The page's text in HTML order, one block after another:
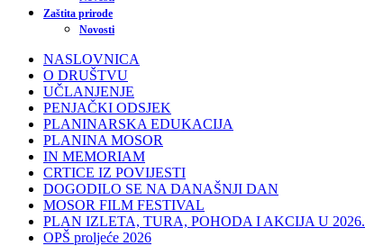
Zaštita prirode
Novosti
NASLOVNICA
O DRUŠTVU
UČLANJENJE
PENJAČKI ODSJEK
PLANINARSKA EDUKACIJA
PLANINA MOSOR
IN MEMORIAM
CRTICE IZ POVIJESTI
DOGODILO SE NA DANAŠNJI DAN
MOSOR FILM FESTIVAL
PLAN IZLETA, TURA, POHODA I AKCIJA U 2026.
OPŠ proljeće 2026